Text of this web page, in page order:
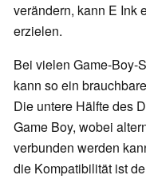
verändern, kann E Ink
erzielen.
Bei vielen Game-Boy-
kann so ein
Die untere Hälfte des
Game Boy, wobei
verbunden werden
die Kompatibilität ist